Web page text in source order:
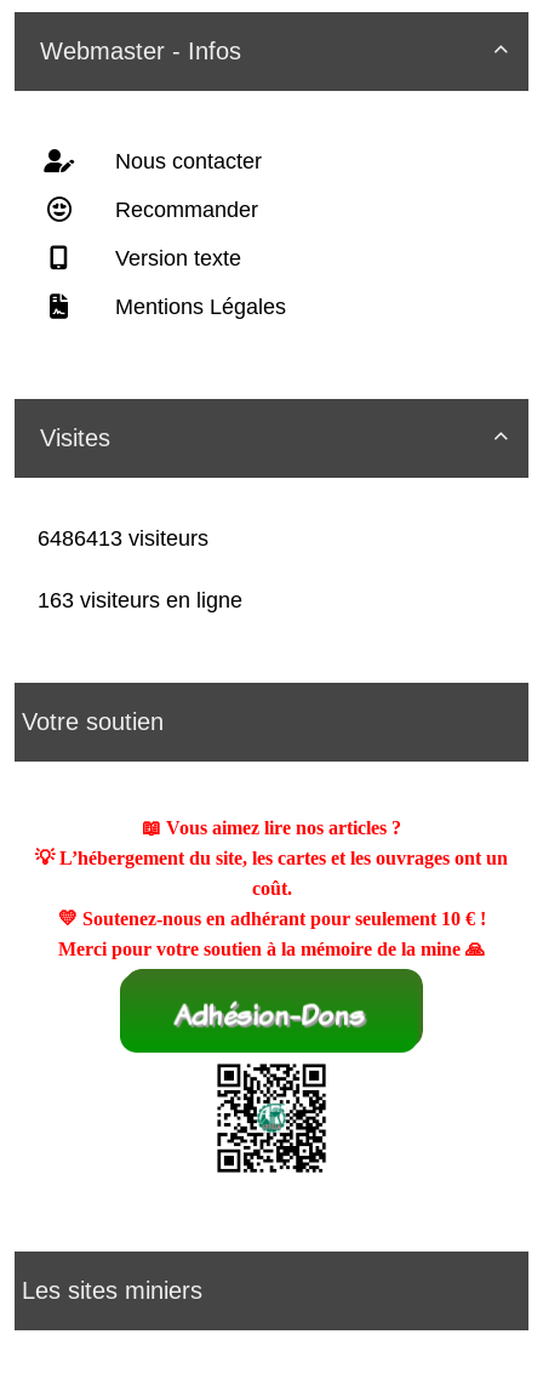

Webmaster - Infos
Nous contacter
Recommander
Version texte
Mentions Légales

Visites
6486413 visiteurs
163 visiteurs en ligne
Votre soutien
📖 Vous aimez lire nos articles ?
💡 L’hébergement du site, les cartes et les ouvrages ont un
coût.
💛 Soutenez-nous en adhérant pour seulement 10 €!
Merci pour votre soutien à la mémoire de la mine 🙏
Les sites miniers